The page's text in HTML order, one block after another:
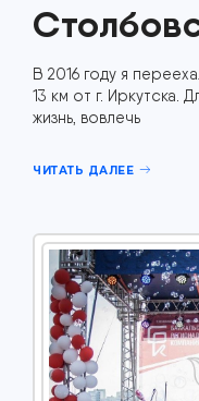
В 2016 году я
13 км от г. Иркутска.
жизнь, вовлечь
ЧИТАТЬ ДАЛЕЕ